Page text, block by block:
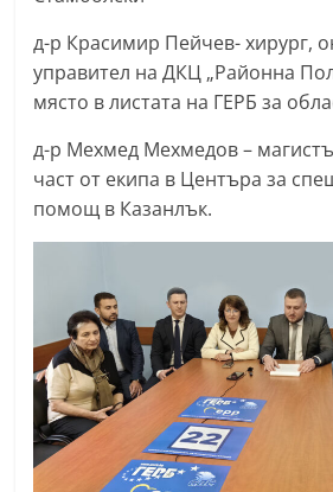
д-р Красимир Пейчев- хирург,
управител на ДКЦ „Районна
място в листата на ГЕРБ за
д-р Мехмед Мехмедов –
част от екипа в Центъра за
помощ в Казанлък.